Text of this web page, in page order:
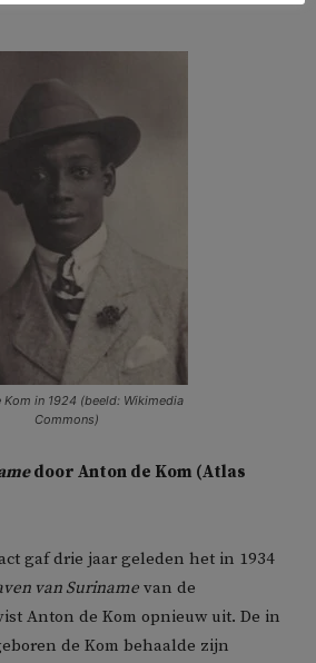
Kom in 1924 (beeld: Wikimedia
Commons)
door Anton de Kom (Atlas
gaf drie jaar geleden het in 1934
van Suriname van de
Anton de Kom opnieuw uit. De in
de Kom behaalde zijn